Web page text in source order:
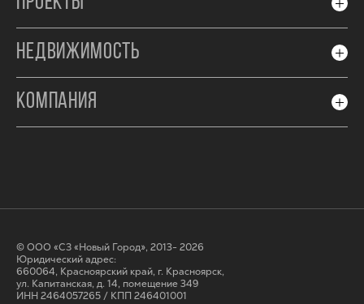
НЕДВИЖИМОСТЬ
КОМПАНИЯ
© ООО «СЗ «Новый Город», 2013- 2026
Юридический адрес:
660064, Красноярский край, г. Красноярск,
ул. Капитанская, д. 14, помещение 349
ИНН 2464057265 / КПП 246401001